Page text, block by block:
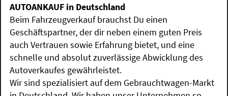
AUTOANKAUF in Deutschland
Beim Fahrzeugverkauf brauchst Du einen
Geschäftspartner, der dir neben einem guten Preis
auch Vertrauen sowie Erfahrung bietet, und eine
schnelle und absolut zuverlässige Abwicklung des
Autoverkaufes gewährleistet.
Wir sind spezialisiert auf dem Gebrauchtwagen-Markt